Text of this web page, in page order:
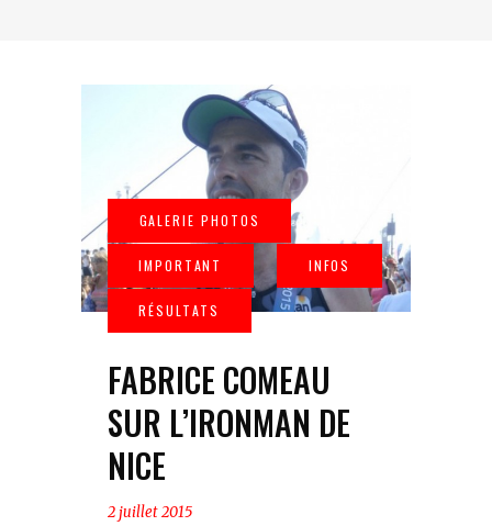
FABRICE COMEAU
SUR L’IRONMAN DE
NICE
2 juillet 2015